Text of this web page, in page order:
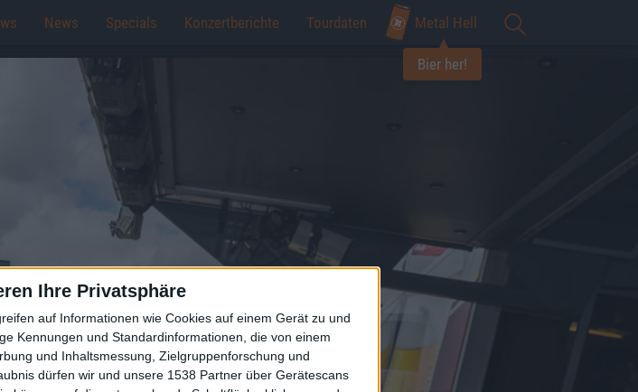
Ihre Privatsphäre
auf Informationen wie Cookies auf einem Gerät zu und
Kennungen und Standardinformationen, die von einem
und Inhaltsmessung, Zielgruppenforschung und
dürfen wir und unsere 1538 Partner über Gerätescans
News Specials Konzertberichte Tourdaten Metal Hell
Bier her!